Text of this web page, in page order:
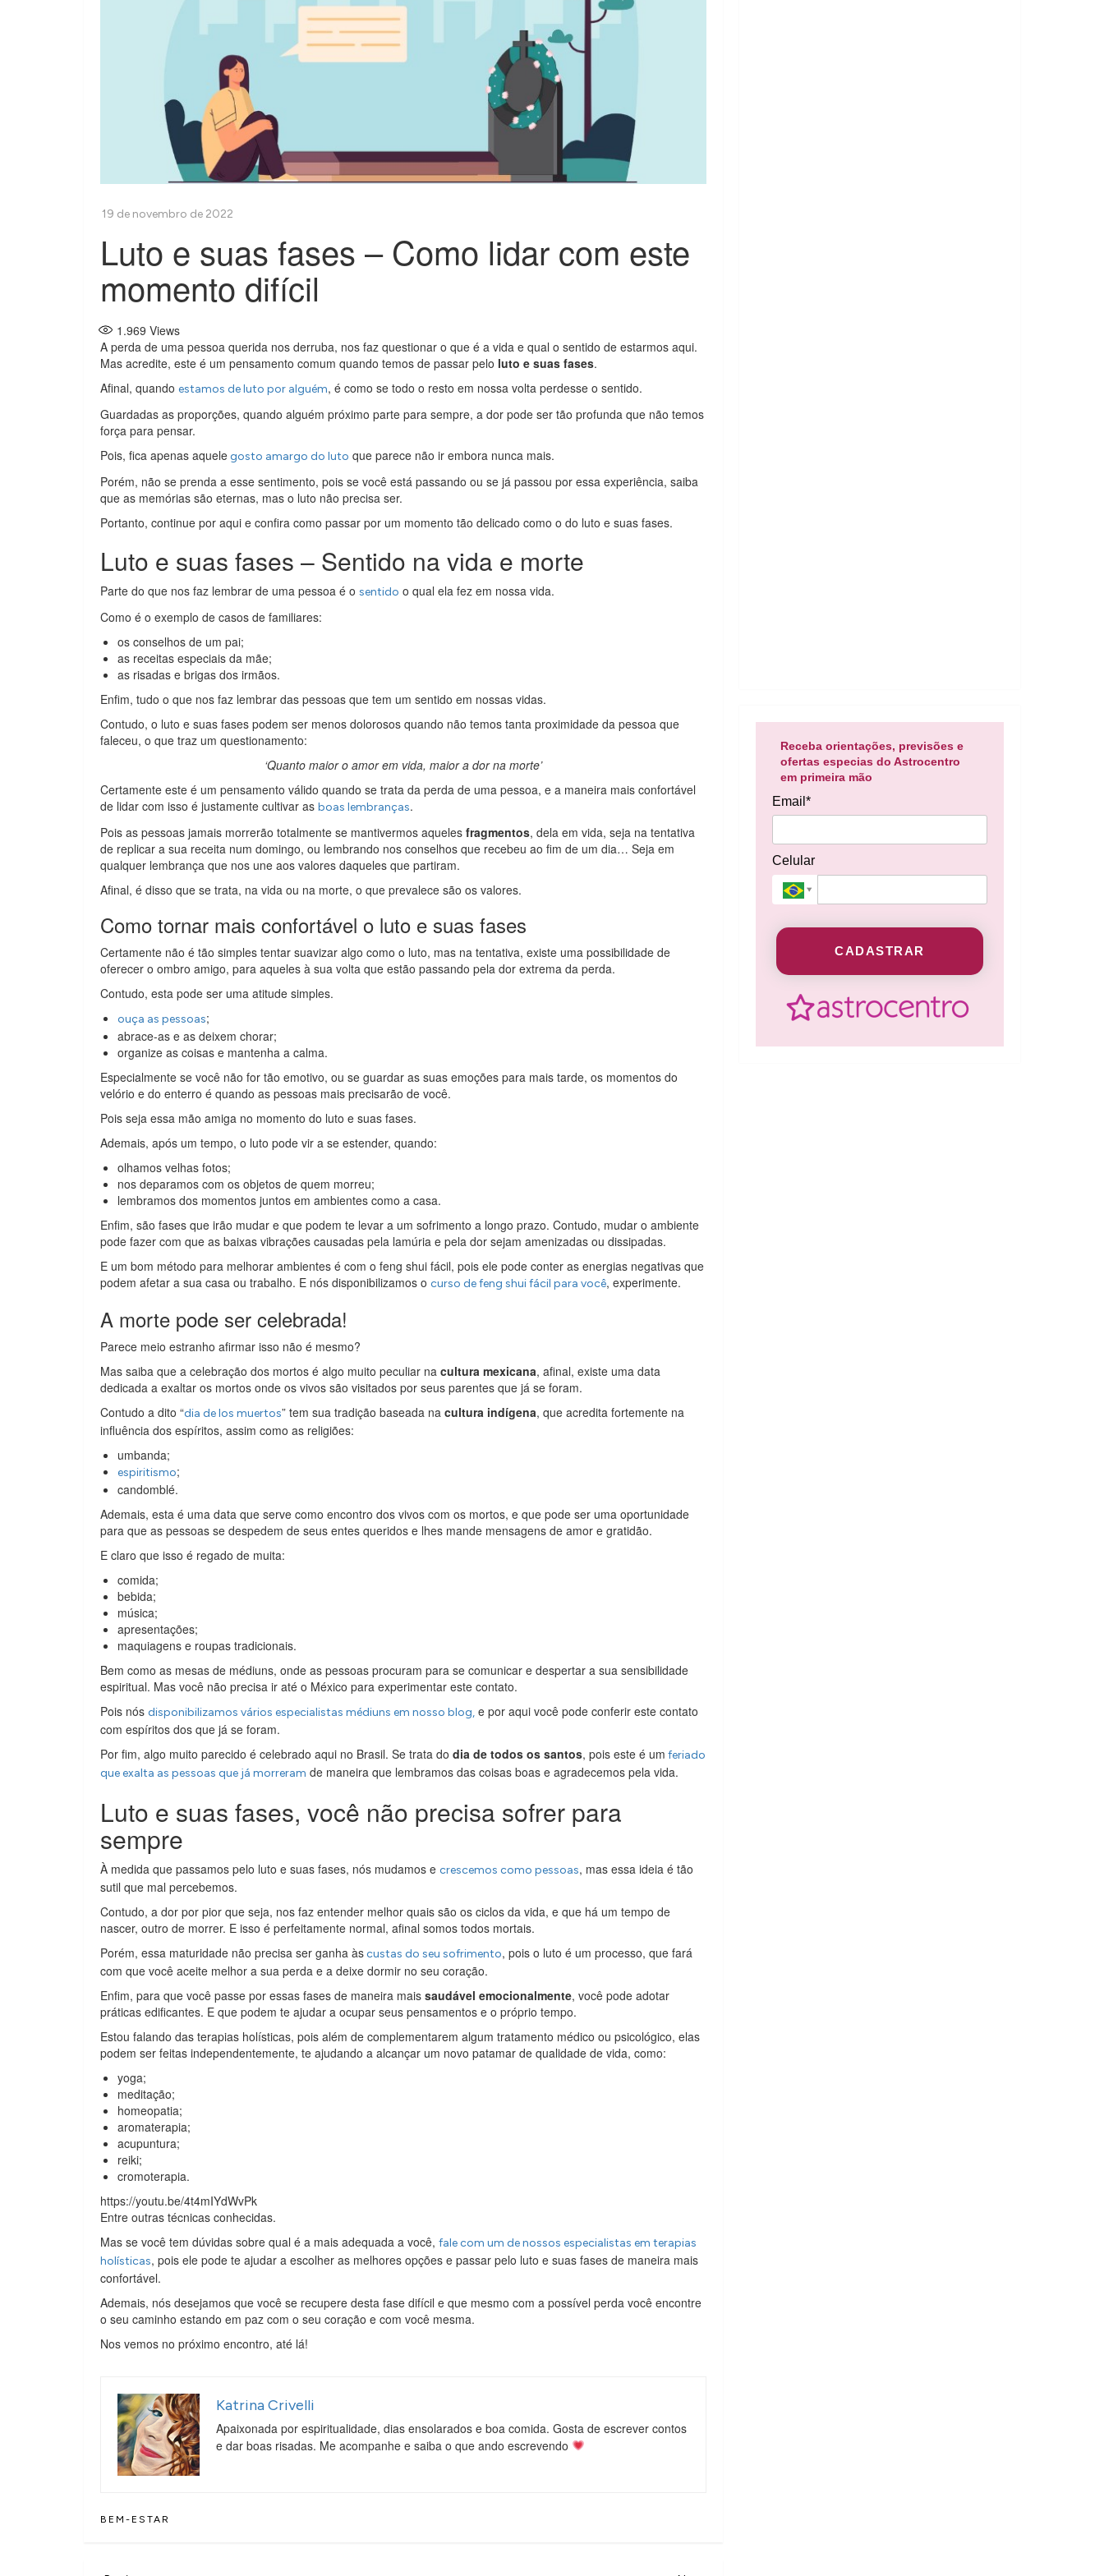
Luto e suas fases – Como lidar com este
momento difícil
1.969 Views
A perda de uma pessoa querida nos derruba, nos faz questionar o que é a vida e qual o sentido de estarmos aqui.
Mas acredite, este é um pensamento comum quando temos de passar pelo luto e suas fases.
Afinal, quando estamos de luto por alguém, é como se todo o resto em nossa volta perdesse o sentido.
Guardadas as proporções, quando alguém próximo parte para sempre, a dor pode ser tão profunda que não temos
força para pensar.
Pois, fica apenas aquelegosto amargo do luto que parece não ir embora nunca mais.
Porém, não se prenda a esse sentimento, pois se você está passando ou se já passou por essa experiência, saiba
que as memórias são eternas, mas o luto não precisa ser.
Portanto, continue por aqui e confira como passar por um momento tão delicado como o do luto e suas fases.
Luto e suas fases – Sentido na vida e morte
Parte do que nos faz lembrar de uma pessoa é o sentido o qual ela fez em nossa vida.
Como é o exemplo de casos de familiares:
os conselhos de um pai;
as receitas especiais da mãe;
as risadas e brigas dos irmãos.
Enfim, tudo o que nos faz lembrar das pessoas que tem um sentido em nossas vidas.
Contudo, o luto e suas fases podem ser menos dolorosos quando não temos tanta proximidade da pessoa que
faleceu, o que traz um questionamento:
‘Quanto maior o amor em vida, maior a dor na morte’
Certamente este é um pensamento válido quando se trata da perda de uma pessoa, e a maneira mais confortável
de lidar com isso é justamente cultivar as boas lembranças.
Pois as pessoas jamais morrerão totalmente se mantivermos aqueles fragmentos, dela em vida, seja na tentativa
de replicar a sua receita num domingo, ou lembrando nos conselhos que recebeu ao fim de um dia… Seja em
qualquer lembrança que nos une aos valores daqueles que partiram.
Afinal, é disso que se trata, na vida ou na morte, o que prevalece são os valores.
Como tornar mais confortável o luto e suas fases
Certamente não é tão simples tentar suavizar algo como o luto, mas na tentativa, existe uma possibilidade de
oferecer o ombro amigo, para aqueles à sua volta que estão passando pela dor extrema da perda.
Contudo, esta pode ser uma atitude simples.
ouça as pessoas;
abrace-as e as deixem chorar;
organize as coisas e mantenha a calma.
Especialmente se você não for tão emotivo, ou se guardar as suas emoções para mais tarde, os momentos do
velório e do enterro é quando as pessoas mais precisarão de você.
Pois seja essa mão amiga no momento do luto e suas fases.
Ademais, após um tempo, o luto pode vir a se estender, quando:
olhamos velhas fotos;
nos deparamos com os objetos de quem morreu;
lembramos dos momentos juntos em ambientes como a casa.
Enfim, são fases que irão mudar e que podem te levar a um sofrimento a longo prazo. Contudo, mudar o ambiente
pode fazer com que as baixas vibrações causadas pela lamúria e pela dor sejam amenizadas ou dissipadas.
E um bom método para melhorar ambientes é com o feng shui fácil, pois ele pode conter as energias negativas que
podem afetar a sua casa ou trabalho. E nós disponibilizamos o curso de feng shui fácil para você, experimente.
A morte pode ser celebrada!
Parece meio estranho afirmar isso não é mesmo?
Mas saiba que a celebração dos mortos é algo muito peculiar na cultura mexicana, afinal, existe uma data
dedicada a exaltar os mortos onde os vivos são visitados por seus parentes que já se foram.
Contudo a dito “dia de los muertos” tem sua tradição baseada na cultura indígena, que acredita fortemente na
influência dos espíritos, assim como as religiões:
umbanda;
espiritismo;
candomblé.
Ademais, esta é uma data que serve como encontro dos vivos com os mortos, e que pode ser uma oportunidade
para que as pessoas se despedem de seus entes queridos e lhes mande mensagens de amor e gratidão.
E claro que isso é regado de muita:
comida;
bebida;
música;
apresentações;
maquiagens e roupas tradicionais.
Bem como as mesas de médiuns, onde as pessoas procuram para se comunicar e despertar a sua sensibilidade
espiritual. Mas você não precisa ir até o México para experimentar este contato.
Pois nós disponibilizamos vários especialistas médiuns em nosso blog, e por aqui você pode conferir este contato
com espíritos dos que já se foram.
Por fim, algo muito parecido é celebrado aqui no Brasil. Se trata do dia de todos os santos, pois este é um feriado
que exalta as pessoas que já morreram de maneira que lembramos das coisas boas e agradecemos pela vida.
Luto e suas fases, você não precisa sofrer para
sempre
À medida que passamos pelo luto e suas fases, nós mudamos e crescemos como pessoas, mas essa ideia é tão
sutil que mal percebemos.
Contudo, a dor por pior que seja, nos faz entender melhor quais são os ciclos da vida, e que há um tempo de
nascer, outro de morrer. E isso é perfeitamente normal, afinal somos todos mortais.
Porém, essa maturidade não precisa ser ganha àscustas do seu sofrimento, pois o luto é um processo, que fará
com que você aceite melhor a sua perda e a deixe dormir no seu coração.
Enfim, para que você passe por essas fases de maneira mais saudável emocionalmente, você pode adotar
práticas edificantes. E que podem te ajudar a ocupar seus pensamentos e o próprio tempo.
Estou falando das terapias holísticas, pois além de complementarem algum tratamento médico ou psicológico, elas
podem ser feitas independentemente, te ajudando a alcançar um novo patamar de qualidade de vida, como:
yoga;
meditação;
homeopatia;
aromaterapia;
acupuntura;
reiki;
cromoterapia.
https://youtu.be/4t4mIYdWvPk
Entre outras técnicas conhecidas.
Mas se você tem dúvidas sobre qual é a mais adequada a você, fale com um de nossos especialistas em terapias
holísticas, pois ele pode te ajudar a escolher as melhores opções e passar pelo luto e suas fases de maneira mais
confortável.
Ademais, nós desejamos que você se recupere desta fase difícil e que mesmo com a possível perda você encontre
o seu caminho estando em paz com o seu coração e com você mesma.
Nos vemos no próximo encontro, até lá!
Katrina Crivelli
Apaixonada por espiritualidade, dias ensolarados e boa comida. Gosta de escrever contos
e dar boas risadas. Me acompanhe e saiba o que ando escrevendo
BEM-ESTAR
Receba orientações, previsões e
ofertas especias do Astrocentro
em primeira mão
Email*
Celular
CADASTRAR